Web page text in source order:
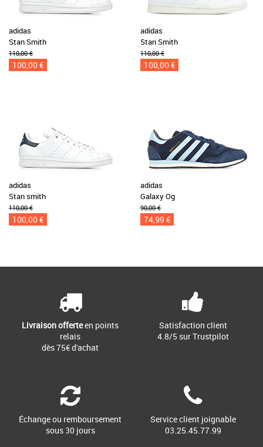
adidas
Stan Smith
110,00 €
100,00 €
adidas
Stan Smith
110,00 €
100,00 €
adidas
Stan smith
110,00 €
100,00 €
adidas
Galaxy Og
90,00 €
74,99 €
Livraison offerteen points
relais
dès 75€ d'achat
Satisfaction client
4.8/5 sur Trustpilot
Échange ou remboursement
sous 30 jours
Service client joignable
03.25.45.77.99